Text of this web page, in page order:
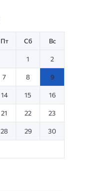
Пт Сб Вс
1 2
7 8 9
14 15 16
21 22 23
28 29 30